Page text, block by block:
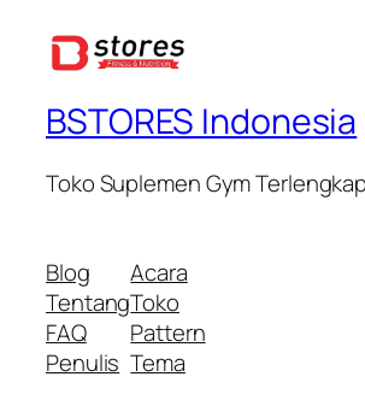
BSTORES Indonesia
Toko Suplemen Gym
Blog
Tentang
FAQ
Penulis
Acara
Toko
Pattern
Tema